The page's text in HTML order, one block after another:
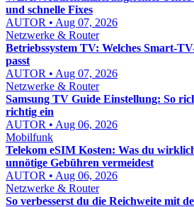
und schnelle Fixes
AUTOR • Aug 07, 2026
Netzwerke & Router
Betriebssystem TV: Welches Smart-
passt
AUTOR • Aug 07, 2026
Netzwerke & Router
Samsung TV Guide Einstellung: So
richtig ein
AUTOR • Aug 06, 2026
Mobilfunk
Telekom eSIM Kosten: Was du
unnötige Gebühren vermeidest
AUTOR • Aug 06, 2026
Netzwerke & Router
So verbesserst du die Reichweite mit